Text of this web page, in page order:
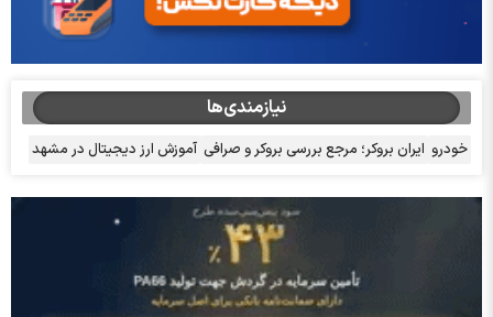
نیازمندی‌ها
خودرو ایران بروکر؛ مرجع بررسی بروکر و صرافی آموزش ارز دیجیتال در مشهد